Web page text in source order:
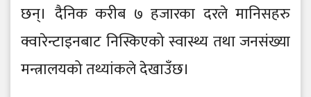
छन्। दैनिक करीब ७ हजारका दरले मानिसहरु
क्वारेन्टाइनबाट निस्किएको स्वास्थ्य तथा जनसंख्या
मन्त्रालयको तथ्यांकले देखाउँछ।